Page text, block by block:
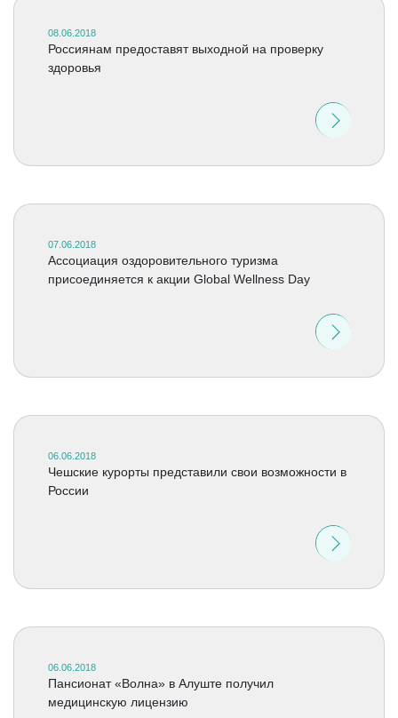
08.06.2018
Россиянам предоставят выходной на проверку
здоровья
07.06.2018
Ассоциация оздоровительного туризма
присоединяется к акции Global Wellness Day
06.06.2018
Чешские курорты представили свои возможности в
России
06.06.2018
Пансионат «Волна» в Алуште получил
медицинскую лицензию